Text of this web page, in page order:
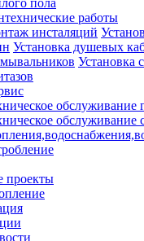
пола
работы
инсталяций
Установка душевых
Установка
обслуживание
обслуживание
проекты